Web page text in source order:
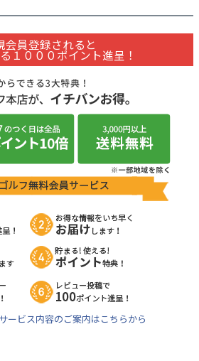
会員登録されると
１０００ポイント進呈！
ービス内容のご案内はこちらから